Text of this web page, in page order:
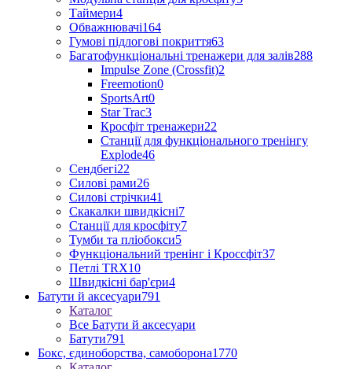
Таймери4
Обважнювачі164
Гумові підлогові покриття63
Багатофункціональні тренажери для залів288
Impulse Zone (Crossfit)2
Freemotion0
SportsArt0
Star Trac3
Кросфіт тренажери22
Станції для функціонального тренінгу
Explode46
Сендбегі22
Силові рами26
Силові стрічки41
Скакалки швидкісні7
Станції для кросфіту7
Тумби та пліобокси5
Функціональний тренінг і Кроссфіт37
Петлі TRX10
Швидкісні бар'єри4
Батути й аксесуари791
Каталог
Все Батути й аксесуари
Батути791
Бокс, єдиноборства, самоборона1770